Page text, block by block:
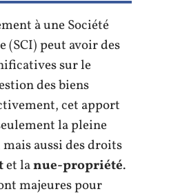
à une Société
peut avoir des
sur le
des biens
cet apport
la pleine
aussi des droits
et lanue-propriété.
majeures pour